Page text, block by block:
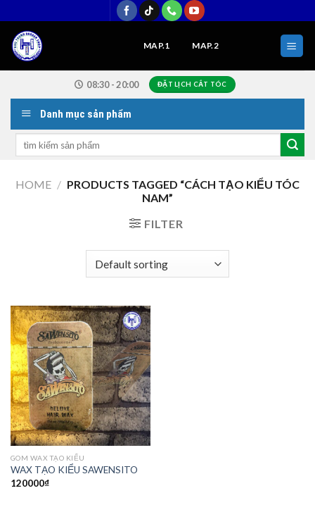
to
content
MAP.1 MAP.2
08:30 - 20:00 ĐẶT LỊCH CẮT TÓC
Danh mục sản phẩm
Search
HOME / PRODUCTS TAGGED “CÁCH TẠO KIỂU TÓC
NAM”
FILTER
GOM WAX TẠO KIỂU
WAX TẠO KIỂU SAWENSITO
120000₫